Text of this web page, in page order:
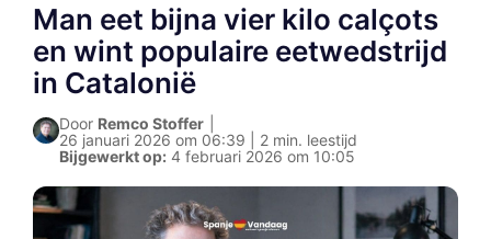
Man eet bijna vier kilo calçots
en wint populaire eetwedstrijd
in Catalonië
Door Remco Stoffer
26 januari 2026 om 06:39 | 2 min. leestijd
Bijgewerkt op: 4 februari 2026 om 10:05